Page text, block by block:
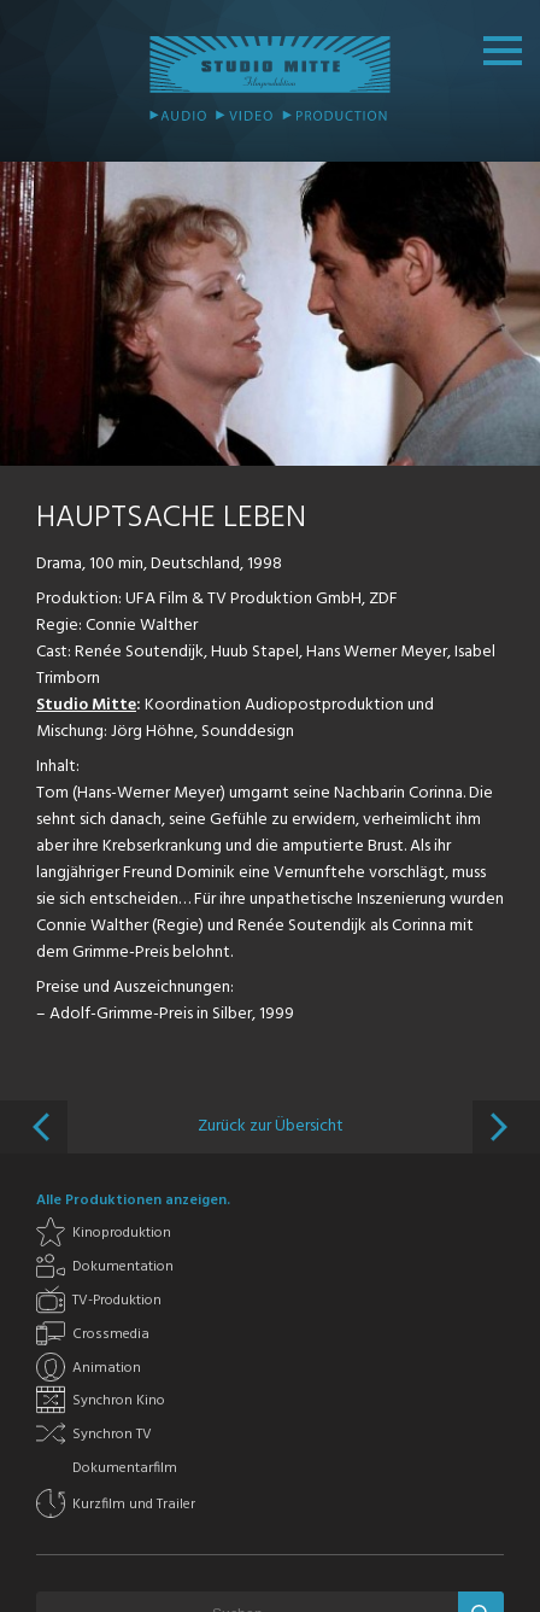
HAUPTSACHE LEBEN
Drama, 100 min, Deutschland, 1998
Produktion: UFA Film & TV Produktion GmbH, ZDF
Regie: Connie Walther
Cast: Renée Soutendijk, Huub Stapel, Hans Werner Meyer, Isabel
Trimborn
Studio Mitte:Koordination Audiopostproduktion und
Mischung: Jörg Höhne, Sounddesign
Inhalt:
Tom (Hans-Werner Meyer) umgarnt seine Nachbarin Corinna. Die
sehnt sich danach, seine Gefühle zu erwidern, verheimlicht ihm
aber ihre Krebserkrankung und die amputierte Brust. Als ihr
langjähriger Freund Dominik eine Vernunftehe vorschlägt, muss
sie sich entscheiden… Für ihre unpathetische Inszenierung wurden
Connie Walther (Regie) und Renée Soutendijk als Corinna mit
dem Grimme-Preis belohnt.
Preise und Auszeichnungen:
– Adolf-Grimme-Preis in Silber, 1999
Zurück zur Übersicht
Alle Produktionen anzeigen.
Kinoproduktion
Dokumentation
TV-Produktion
Crossmedia
Animation
Synchron Kino
Synchron TV
Dokumentarfilm
Kurzfilm und Trailer